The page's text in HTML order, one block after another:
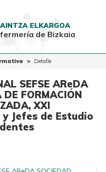
ELKARGOA
de Bizkaia
Detalle
SEFSE AReDA
FORMACIÓN
XXI
Jefes de Estudio